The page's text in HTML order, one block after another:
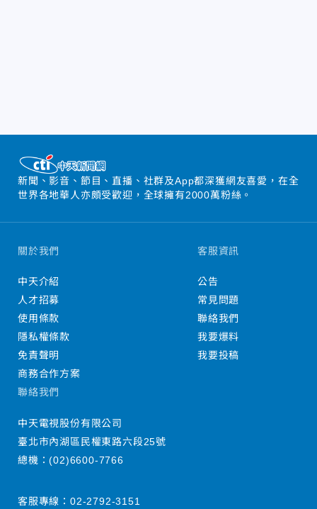
新聞、影音、節目、直播、社群及App都深獲網友喜愛，在全
世界各地華人亦頗受歡迎，全球擁有2000萬粉絲。
關於我們
中天介紹
人才招募
使用條款
隱私權條款
免責聲明
商務合作方案
客服資訊
公告
常見問題
聯絡我們
我要爆料
我要投稿
聯絡我們
中天電視股份有限公司
臺北市內湖區民權東路六段25號
總機：(02)6600-7766
客服專線： 02-2792-3151